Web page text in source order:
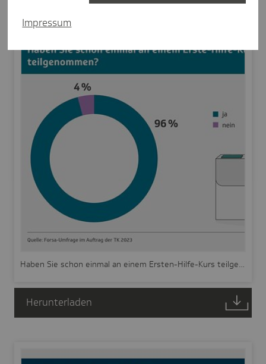
Haben Sie schon einmal an einem Ersten-Hilfe-Kurs teilgenommen?
Herunterladen
Impressum